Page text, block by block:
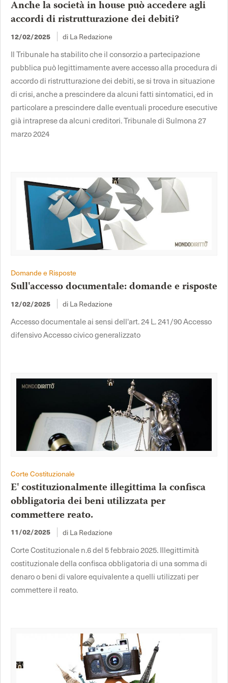
Anche la società in house può accedere agli
accordi di ristrutturazione dei debiti?
12/02/2025 di La Redazione
Il Tribunale ha stabilito che il consorzio a partecipazione
pubblica può legittimamente avere accesso alla procedura di
accordo di ristrutturazione dei debiti, se si trova in situazione
di crisi, anche a prescindere da alcuni fatti sintomatici, ed in
particolare a prescindere dalle eventuali procedure esecutive
già intraprese da alcuni creditori. Tribunale di Sulmona 27
marzo 2024
Domande e Risposte
Sull'accesso documentale: domande e risposte
12/02/2025 di La Redazione
Accesso documentale ai sensi dell'art. 24 L. 241/90 Accesso
difensivo Accesso civico generalizzato
Corte Costituzionale
E' costituzionalmente illegittima la confisca
obbligatoria dei beni utilizzata per
commettere reato.
11/02/2025 di La Redazione
Corte Costituzionale n.6 del 5 febbraio 2025. Illegittimità
costituzionale della confisca obbligatoria di una somma di
denaro o beni di valore equivalente a quelli utilizzati per
commettere il reato.